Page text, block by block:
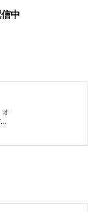
中
オ